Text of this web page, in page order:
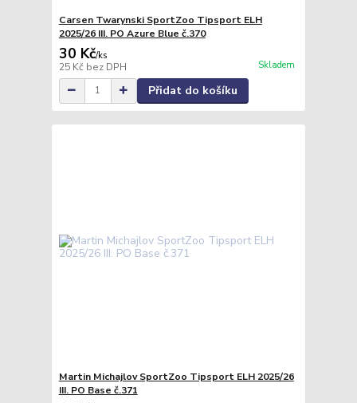
Carsen Twarynski SportZoo Tipsport ELH
2025/26 III. PO Azure Blue č.370
30 Kč/ks
25 Kč bez DPH Skladem
Přidat do košíku
Martin Michajlov SportZoo Tipsport ELH 2025/26
III. PO Base č.371